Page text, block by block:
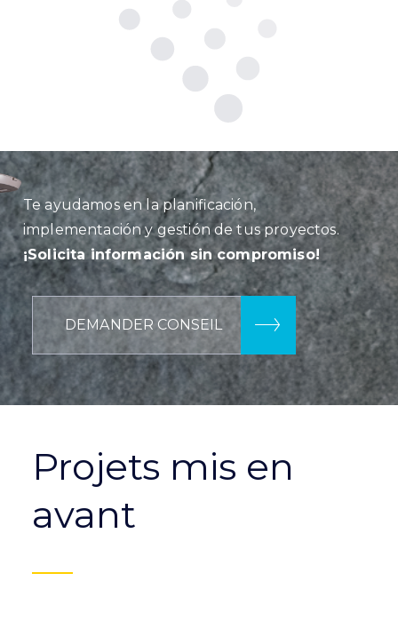
Te ayudamos en la planificación,
implementación y gestión de tus proyectos.
¡Solicita información sin compromiso!
DEMANDER CONSEIL
Projets mis en
avant